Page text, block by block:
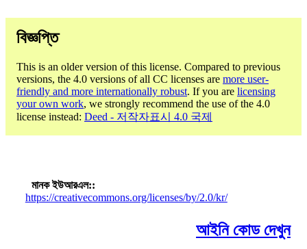
বিজ্ঞপ্তি
This is an older version of this license. Compared to previous
versions, the 4.0 versions of all CC licenses are more user-
friendly and more internationally robust. If you are licensing
your own work, we strongly recommend the use of the 4.0
license instead: Deed - 저작자표시 4.0 국제
মানক ইউআরএল:
https://creativecommons.org/licenses/by/2.0/kr/
আইনি কোড দেখুন